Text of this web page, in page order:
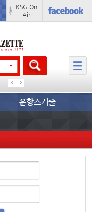
KSG On
Air
부산신항
운항스케줄